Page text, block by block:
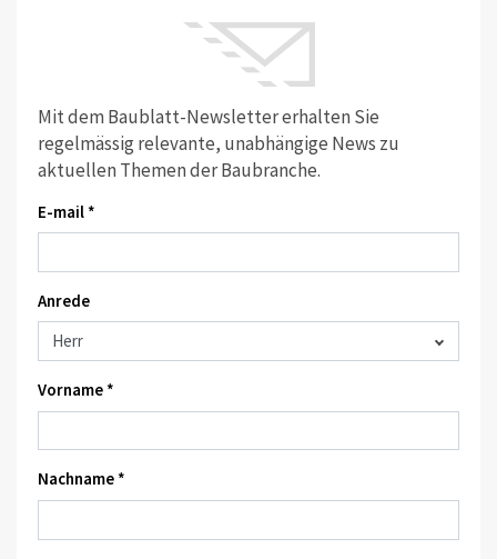
Mit dem Baublatt-Newsletter erhalten Sie
regelmässig relevante, unabhängige News zu
aktuellen Themen der Baubranche.
E-mail *
Anrede
Vorname *
Nachname *